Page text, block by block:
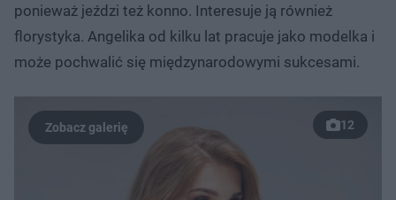
ponieważ jeździ też konno. Interesuje ją również
florystyka. Angelika od kilku lat pracuje jako modelka i
może pochwalić się międzynarodowymi sukcesami.
12